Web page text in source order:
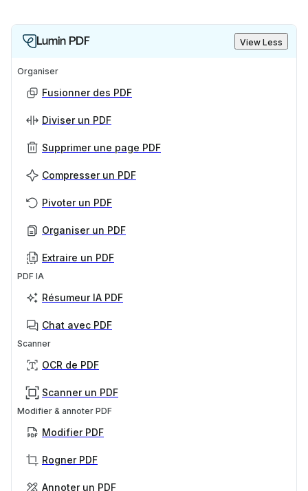
Lumin PDF View Less
Organiser
Fusionner des PDF
Diviser un PDF
Supprimer une page PDF
Compresser un PDF
Pivoter un PDF
Organiser un PDF
Extraire un PDF
PDF IA
Résumeur IA PDF
Chat avec PDF
Scanner
OCR de PDF
Scanner un PDF
Modifier & annoter PDF
Modifier PDF
Rogner PDF
Annoter un PDF